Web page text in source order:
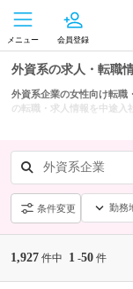
メニュー 会員登録
外資系の求人・転職
外資系企業の女性向け転職
の転職・求人情報を中途入
外資系企業
条件変更 勤務
1,927 件中 1 -50 件